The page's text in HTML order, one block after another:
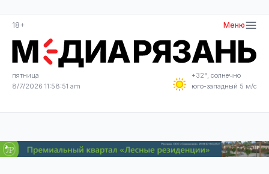
18+ Меню
пятница
8/7/2026 11:58:51 am
+32°, солнечно
юго-западный 5 м/с